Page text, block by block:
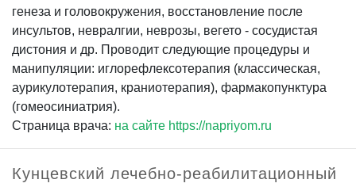
генеза и головокружения, восстановление после
инсультов, невралгии, неврозы, вегето - сосудистая
дистония и др. Проводит следующие процедуры и
манипуляции: иглорефлексотерапия (классическая,
аурикулотерапия, краниотерапия), фармакопунктура
(гомеосиниатрия).
Страница врача: на сайте https://napriyom.ru
Кунцевский лечебно-реабилитационный